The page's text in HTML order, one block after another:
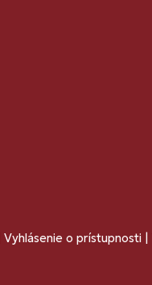
Vyhlásenie o prístupnosti|